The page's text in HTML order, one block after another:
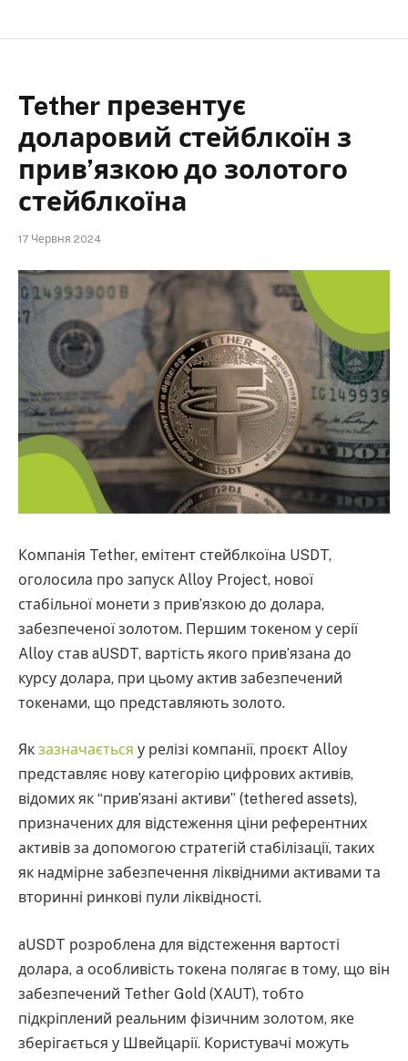
Tether презентує
доларовий стейблкоїн з
прив’язкою до золотого
стейблкоїна
17 Червня 2024
Компанія Tether, емітент стейблкоїна USDT,
оголосила про запуск Alloy Project, нової
стабільної монети з прив’язкою до долара,
забезпеченої золотом. Першим токеном у серії
Alloy став aUSDT, вартість якого прив’язана до
курсу долара, при цьому актив забезпечений
токенами, що представляють золото.
Як зазначається у релізі компанії, проєкт Alloy
представляє нову категорію цифрових активів,
відомих як “прив’язані активи” (tethered assets),
призначених для відстеження ціни референтних
активів за допомогою стратегій стабілізації, таких
як надмірне забезпечення ліквідними активами та
вторинні ринкові пули ліквідності.
aUSDT розроблена для відстеження вартості
долара, а особливість токена полягає в тому, що він
забезпечений Tether Gold (XAUT), тобто
підкріплений реальним фізичним золотом, яке
зберігається у Швейцарії. Користувачі можуть